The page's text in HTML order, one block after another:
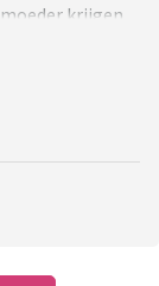
krijgen
die ze
wat bij en
vraag ik me af,
de meeste